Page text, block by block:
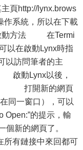
http://lynx.brows
作系統，所以在下載
動方法 在Termi
以在啟動Lynx時指
以訪問筆者的主
動Lynx以後，
助。 打開新的網頁
一窗口），可以
Open:”的提示，輸
個新的網頁了。
有鏈接中來回都可